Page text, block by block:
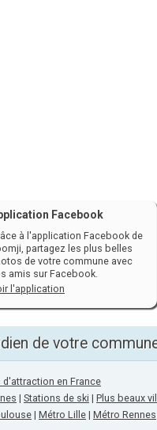
Facebook
à l'application Facebook de
partagez les plus belles
de votre commune avec
amis sur Facebook.
l'application
de votre
d'attraction en France
| Stations de ski | Plus beaux
| Métro Lille | Métro Rennes